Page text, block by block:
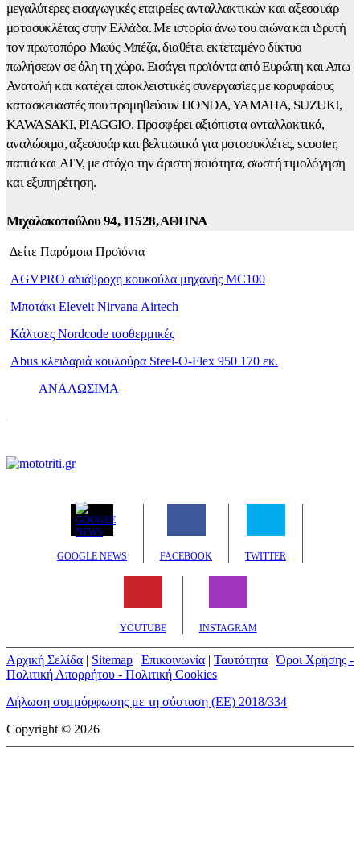
μεγαλύτερες εισαγωγικές εταιρείες ανταλλακτικών και αξεσουάρ
μοτοσυκλέτας στην Ελλάδα. Με ιστορία άνω του αιώνα και ιδρυτή
τον πρωτοπόρο Μωύς Μπέζα, διαθέτει εκτεταμένο δίκτυο
πωλήσεων σε όλη τη χώρα. Εισάγει προϊόντα από Ευρώπη και Απω
Ανατολή και κατέχει αποκλειστικές συνεργασίες με κορυφαίους
κατασκευαστές που προμηθεύουν HONDA, YAMAHA, SUZUKI,
KAWASAKI, PIAGGIO. Προσφέρει αξιόπιστα ανταλλακτικά,
αναλώσιμα, αξεσουάρ και βελτιωτικά για μοτοσυκλέτες, scooter,
παπιά και ATV, με στόχο την άριστη ποιότητα, σωστή τιμολόγηση
και εξυπηρέτηση.
Μιχαλακοπούλου 94, 11528, ΑΘΗΝΑ
Δείτε Παρόμοια Προϊόντα
ΑGVPRO αδιάβροχη κουκούλα μηχανής MC100
Μποτάκι Eleveit Nirvana Airtech
Κάλτσες Nordcode ισοθερμικές
Abus κλειδαριά κουλούρα Steel-O-Flex 950 170 εκ.
ΑΝΑΛΩΣΙΜΑ
GOOGLE NEWS FACEBOOK TWITTER
YOUTUBE INSTAGRAM
Αρχική Σελίδα | Sitemap | Επικοινωνία | Ταυτότητα |Όροι Χρήσης -
Πολιτική Απορρήτου - Πολιτική Cookies
Δήλωση συμμόρφωσης με τη σύσταση (ΕΕ) 2018/334
Copyright © 2026